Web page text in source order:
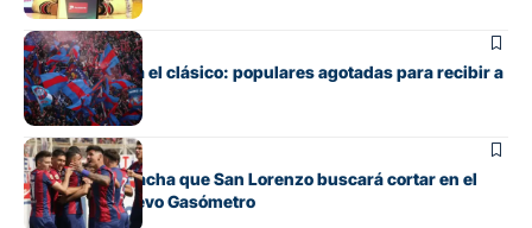
Fútbol
Boedo ya juega el clásico: populares agotadas para recibir a
Huracán
Fútbol
La incómoda racha que San Lorenzo buscará cortar en el
clásico del Nuevo Gasómetro